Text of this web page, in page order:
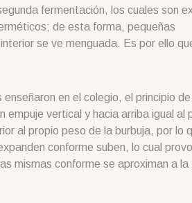
fermentación, los cuales son
de esta forma, pequeñas
se ve menguada. Es por ello
en el colegio, el principio de
empuje vertical y hacia arriba igual al
al propio peso de la burbuja, por lo
conforme suben, lo cual
mismas conforme se aproximan a la